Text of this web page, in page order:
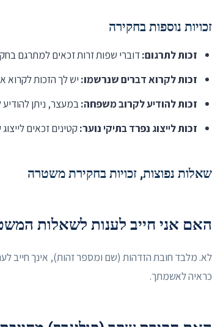
זכויות נוספות בחקירה
זכות לתרגום:דוברי שפות זרות זכאים למתרגם
זכות לקרוא דברים שנרשמו: יש לך הזכות לקרוא
זכות להודיע לקרוב משפחה:במעצר, ניתן
זכות לייצוג נפרד בתיקי נוער:קטינים זכאים
שאלות נפוצות, זכויות בחקירת משטרה
האם אני חייב לענות לשאלות
לא. מלבד חובת הזדהות (שם ומספר זהות), אינך חייב
כראיה לאשמתך.